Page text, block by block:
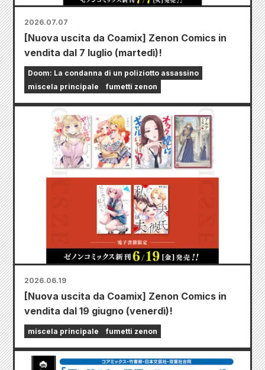
2026.07.07
[Nuova uscita da Coamix] Zenon Comics in
vendita dal 7 luglio (martedì)!
Doom: La condanna di un poliziotto assassino
miscela principale
fumetti zenon
2026.06.19
[Nuova uscita da Coamix] Zenon Comics in
vendita dal 19 giugno (venerdì)!
miscela principale fumetti zenon